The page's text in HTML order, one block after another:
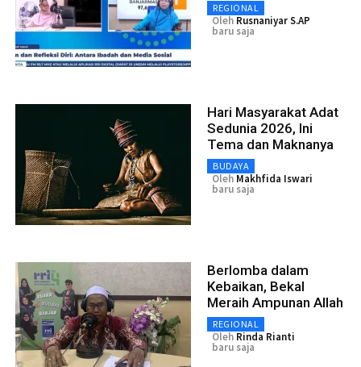
REGIONAL
Oleh Rusnaniyar S.AP
baru saja
Hari Masyarakat Adat
Sedunia 2026, Ini
Tema dan Maknanya
BUDAYA
Oleh Makhfida Iswari
baru saja
Berlomba dalam
Kebaikan, Bekal
Meraih Ampunan Allah
REGIONAL
Oleh Rinda Rianti
baru saja